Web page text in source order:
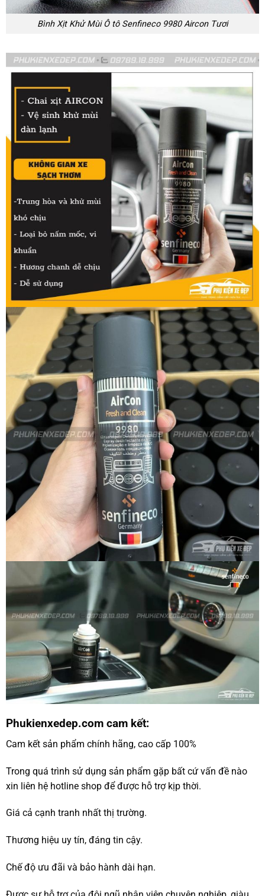
Bình Xịt Khử Mùi Ô tô Senfineco 9980 Aircon Tươi
Phukienxedep.com cam kết:
Cam kết sản phẩm chính hãng, cao cấp 100%
Trong quá trình sử dụng sản phẩm gặp bất cứ vấn đề nào
xin liên hệ hotline shop để được hỗ trợ kịp thời.
Giá cả cạnh tranh nhất thị trường.
Thương hiệu uy tín, đáng tin cậy.
Chế độ ưu đãi và bảo hành dài hạn.